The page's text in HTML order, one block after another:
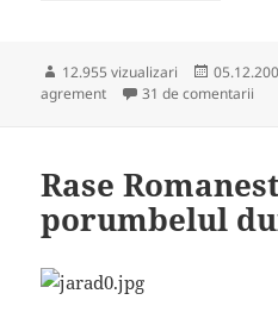
12.955 vizualizari
Publicat
pe
agrement
31 de comentarii
Rase
porumbelul